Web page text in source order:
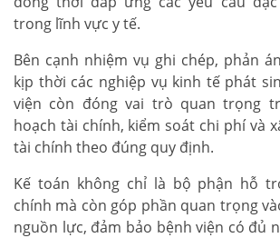
trong lĩnh vực y tế.
Bên cạnh nhiệm vụ ghi chép, phản
kịp thời các nghiệp vụ kinh tế phát
viện còn đóng vai trò quan trọng
hoạch tài chính, kiểm soát chi phí và
tài chính theo đúng quy định.
Kế toán không chỉ là bộ phận hỗ
chính mà còn góp phần quan trọng
nguồn lực, đảm bảo bệnh viện có đủ